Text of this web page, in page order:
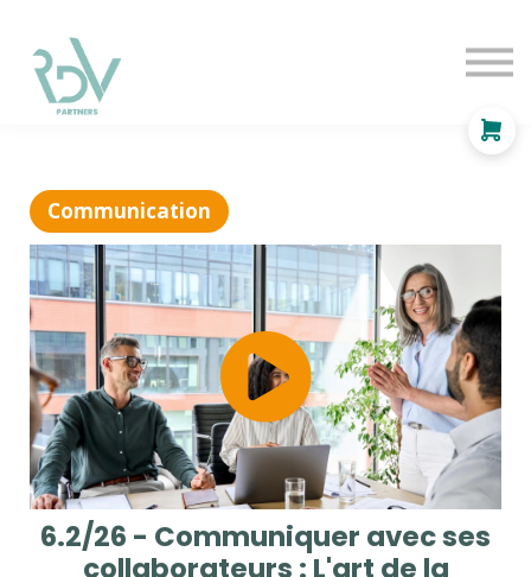
Se connecter
Communication
6.2/26 - Communiquer avec ses
collaborateurs : L'art de la